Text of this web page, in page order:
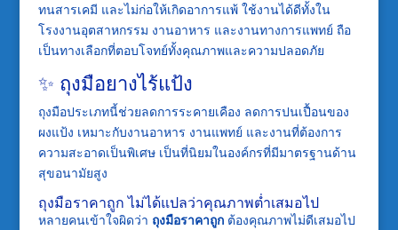
ทนสารเคมี และไม่ก่อให้เกิดอาการแพ้ ใช้งานได้ดีทั้งใน
โรงงานอุตสาหกรรม งานอาหาร และงานทางการแพทย์ ถือ
เป็นทางเลือกที่ตอบโจทย์ทั้งคุณภาพและความปลอดภัย
✨ ถุงมือยางไร้แป้ง
ถุงมือประเภทนี้ช่วยลดการระคายเคือง ลดการปนเปื้อนของ
ผงแป้ง เหมาะกับงานอาหาร งานแพทย์ และงานที่ต้องการ
ความสะอาดเป็นพิเศษ เป็นที่นิยมในองค์กรที่มีมาตรฐานด้าน
สุขอนามัยสูง
ถุงมือราคาถูก ไม่ได้แปลว่าคุณภาพต่ำเสมอไป
หลายคนเข้าใจผิดว่า ถุงมือราคาถูกต้องคุณภาพไม่ดีเสมอไป